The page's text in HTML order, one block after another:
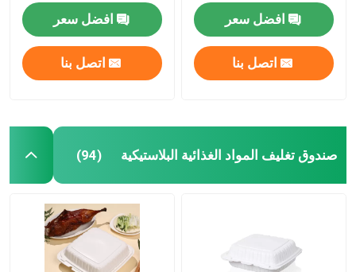
افضل سعر
اتصل بنا
افضل سعر
اتصل بنا
صندوق تغليف المواد الغذائية البلاستيكية (94)